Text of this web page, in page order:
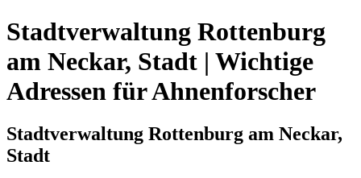
Stadtverwaltung Rottenburg
am Neckar, Stadt | Wichtige
Adressen für Ahnenforscher
Stadtverwaltung Rottenburg am Neckar,
Stadt